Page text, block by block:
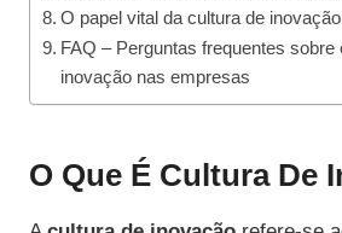
O papel vital da cultura de
FAQ – Perguntas frequentes sobre
inovação nas empresas
O Que É Cultura De